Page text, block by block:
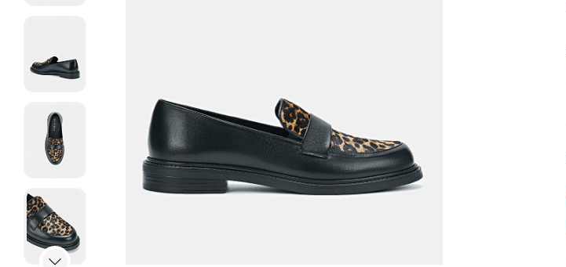
Адреса магазинов